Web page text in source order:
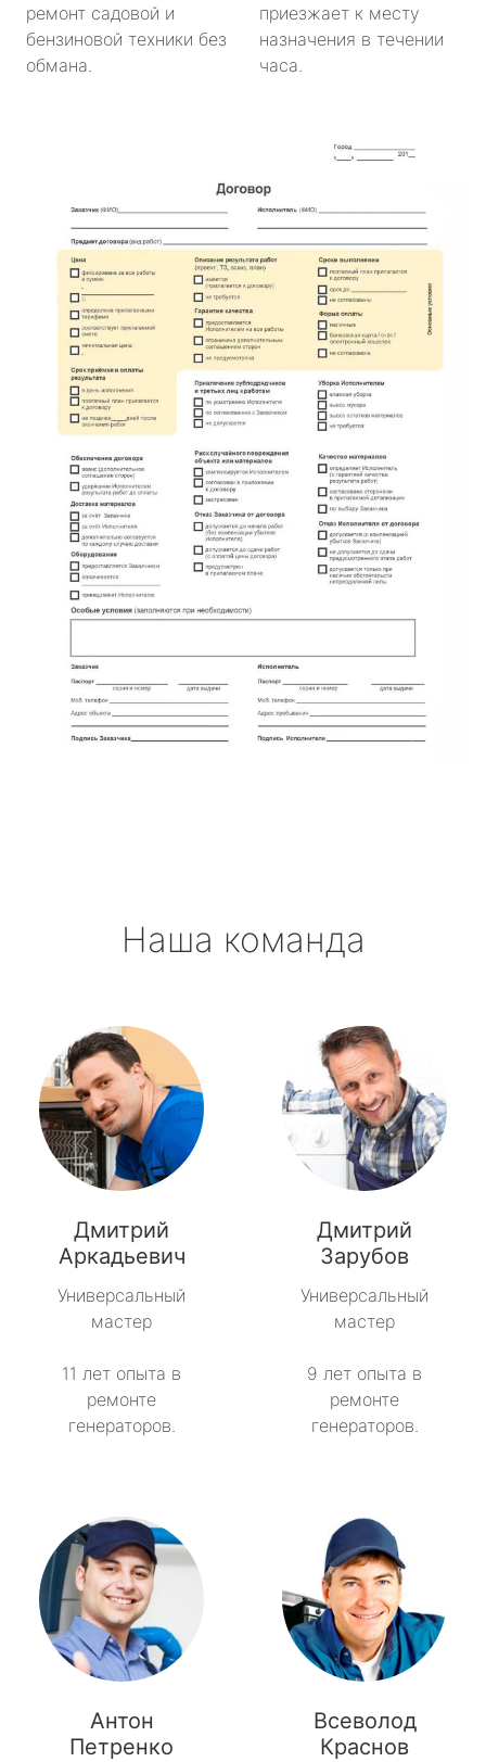
ремонт садовой и
бензиновой техники без
обмана.
приезжает к месту
назначения в течении
часа.
Наша команда
Дмитрий
Аркадьевич
Универсальный
мастер
11 лет опыта в
ремонте
генераторов.
Дмитрий
Зарубов
Универсальный
мастер
9 лет опыта в
ремонте
генераторов.
Антон
Петренко
Всеволод
Краснов